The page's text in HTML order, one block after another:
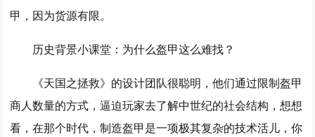
甲，因为货源有限。
历史背景小课堂：为什么盔甲这么难找？
《天国之拯救》的设计团队很聪明，他们通过限制盔甲
商人数量的方式，逼迫玩家去了解中世纪的社会结构，想想
看，在那个时代，制造盔甲是一项极其复杂的技术活儿，你